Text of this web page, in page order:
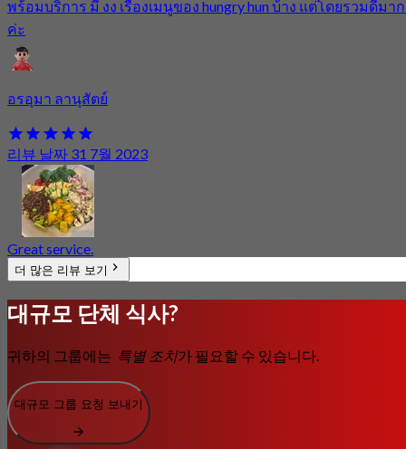
พร้อมบริการ มี งง เรื่องเมนูของ hungry hun บ้าง แต่โดยรวมดีมา
ค่ะ
อรอุมา ลานุสัตย์
리뷰 날짜 31 7월 2023
Great service.
더 많은 리뷰 보기
대규모 단체 식사?
귀하의 그룹에는 특별 조치가 필요할 수 있습니다.
대규모 그룹 요청 보내기